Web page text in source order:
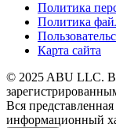
Политика
Политика
Карта сайта
© 2025 ABU LLC.
Вся
информационный